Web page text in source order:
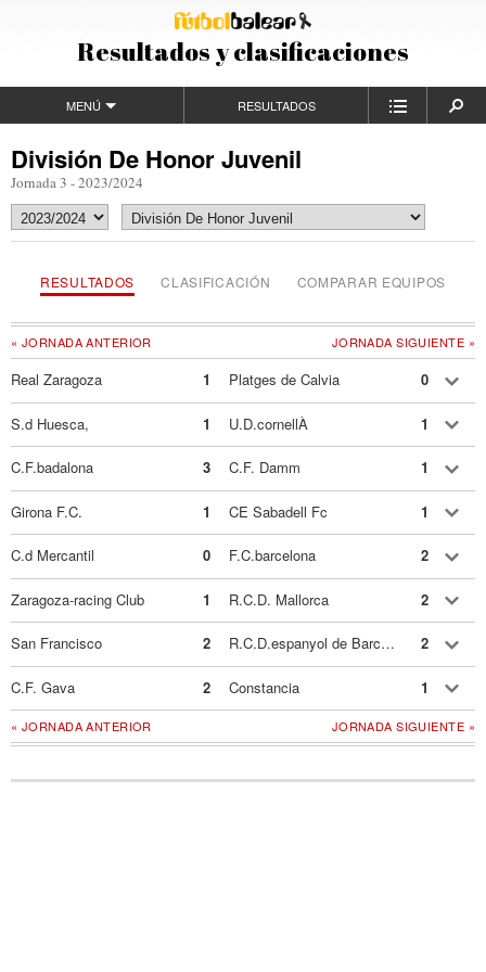
Resultados y clasificaciones
MENÚ RESULTADOS
División De Honor Juvenil
Jornada 3 - 2023/2024
RESULTADOS CLASIFICACIÓN COMPARAR EQUIPOS
JORNADA SIGUIENTE »
« JORNADA ANTERIOR
Real Zaragoza 1 Platges de Calvia 0
S.d Huesca, 1 U.D.cornellÀ 1
C.F.badalona 3 C.F. Damm 1
Girona F.C. 1 CE Sabadell Fc 1
C.d Mercantil 0 F.C.barcelona 2
Zaragoza-racing Club 1 R.C.D. Mallorca 2
San Francisco 2 R.C.D.espanyol de Barcelona 2
C.F. Gava 2 Constancia 1
JORNADA SIGUIENTE »
« JORNADA ANTERIOR